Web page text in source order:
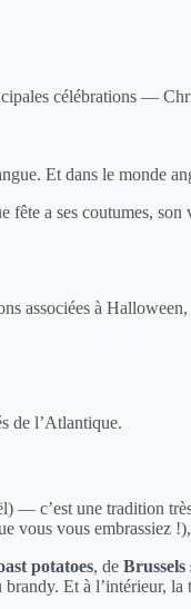
célébrations —
Et dans le monde
a ses coutumes, son
associées à
de l’Atlantique.
— c’est une tradition
vous vous embrassiez
potatoes, de Brussels
Et à l’intérieur,